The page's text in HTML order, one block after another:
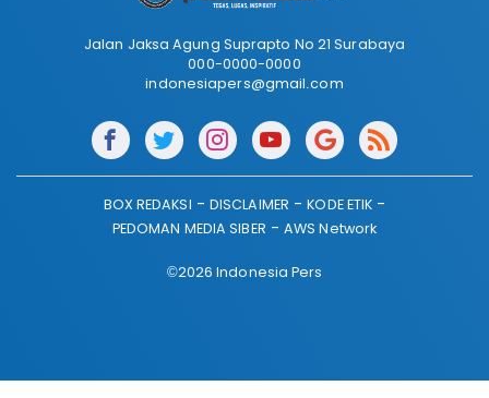
Jalan Jaksa Agung Suprapto No 21 Surabaya
000-0000-0000
indonesiapers@gmail.com
BOX REDAKSI DISCLAIMER
KODE ETIK
PEDOMAN MEDIA SIBER
AWS Network
©2026 Indonesia Pers